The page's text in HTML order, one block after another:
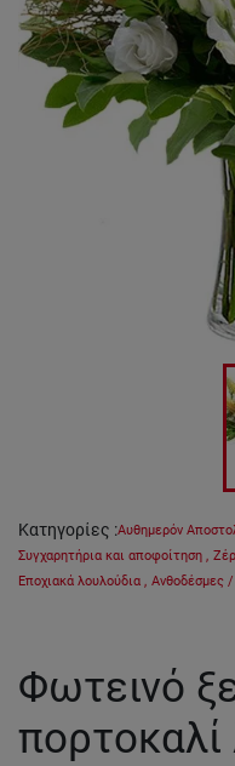
Κατηγορίες :Αυθημερόν
Συγχαρητήρια και αποφοίτηση ,
Εποχιακά λουλούδια , Ανθοδέσμες
Φωτεινό
πορτοκαλί